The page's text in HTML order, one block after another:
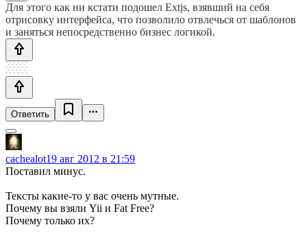
Для этого как ни кстати подошел Extjs, взявший на себя
отрисовку интерфейса, что позволило отвлечься от шаблонов
и заняться непосредственно бизнес логикой.
Ответить
cachealot19 авг 2012 в 21:59
Поставил минус.
Тексты какие-то у вас очень мутные.
Почему вы взяли Yii и Fat Free?
Почему только их?